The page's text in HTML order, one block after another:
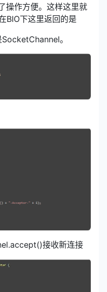
操作方便。这样这里就
BIO下这里返回的是
。
接收新连接